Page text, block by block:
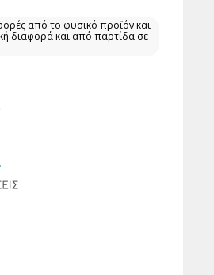
από το φυσικό προϊόν και
διαφορά και από παρτίδα σε